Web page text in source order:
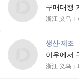
구매대행
浙江 义乌
생산·제조
이우에서
浙江 义乌